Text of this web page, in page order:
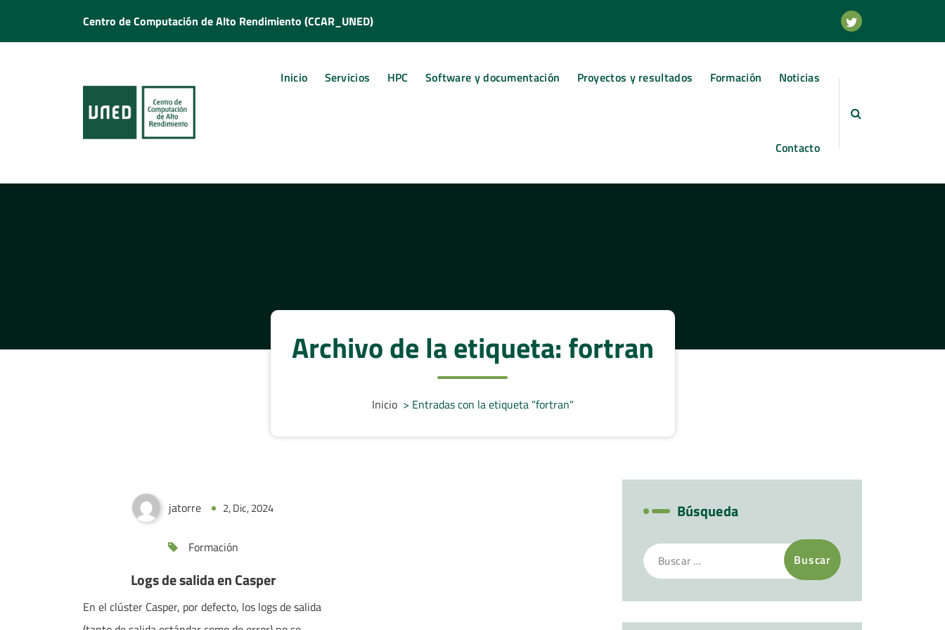
Centro de Computación de Alto Rendimiento (CCAR_UNED)
Inicio Servicios HPC Software y documentación Proyectos y resultados Formación Noticias
Contacto
Archivo de la etiqueta: fortran
Inicio> Entradas con la etiqueta "fortran"
jatorre 2, Dic, 2024
Formación
Logs de salida en Casper
En el clúster Casper, por defecto, los logs de salida
Búsqueda
Buscar: